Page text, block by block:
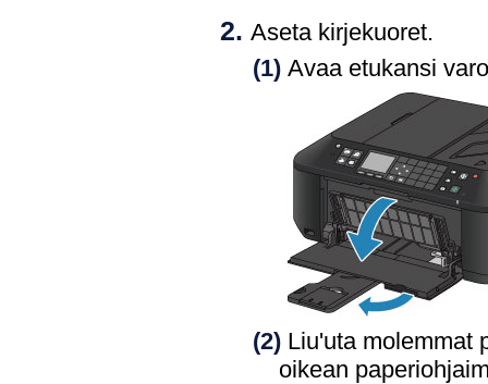
Aseta kirjekuoret.
(1) Avaa etukansi
(2) Liu'uta molemmat
oikean